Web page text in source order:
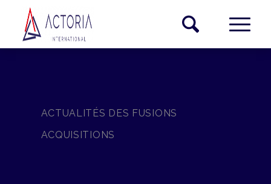
ACTUALITÉS DES FUSIONS
ACQUISITIONS